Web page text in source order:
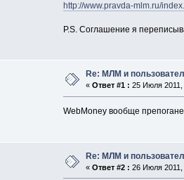
http://www.pravda-mlm.ru/
P.S. Соглашение я
Re: МЛМ и
«Ответ #1 : 25 Июля 2011,
WebMoney вообще
Re: МЛМ и
«Ответ #2 : 26 Июля 2011,